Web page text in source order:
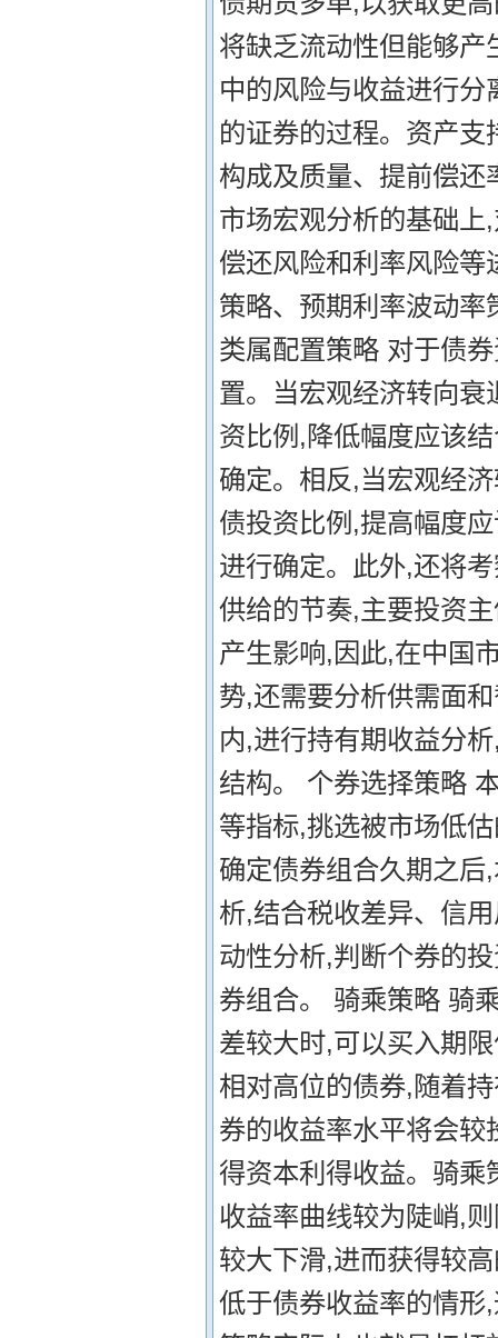
将缺乏流动性但能够
中的风险与收益进行
的证券的过程。资产
构成及质量、提前偿
市场宏观分析的基础
偿还风险和利率风险
策略、预期利率波动
类属配置策略 对于债
置。当宏观经济转向
资比例,降低幅度应该
确定。相反,当宏观经
债投资比例,提高幅度
进行确定。此外,还将
供给的节奏,主要投资
产生影响,因此,在中国
势,还需要分析供需面
内,进行持有期收益分
结构。 个券选择策略
等指标,挑选被市场低
确定债券组合久期之
析,结合税收差异、信
动性分析,判断个券的
券组合。 骑乘策略 骑
差较大时,可以买入期
相对高位的债券,随着
券的收益率水平将会
得资本利得收益。骑乘
收益率曲线较为陡峭,
较大下滑,进而获得较
低于债券收益率的情